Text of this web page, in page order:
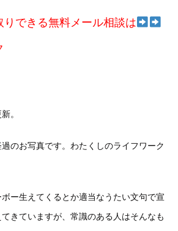
りできる無料メール相談は
。
のお写真です。わたくしのライフワーク
ー生えてくるとか適当なうたい文句で宣
きていますが、常識のある人はそんなも